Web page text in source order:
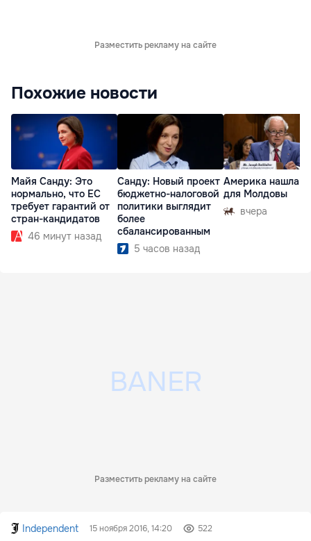
Разместить рекламу на сайте
Похожие новости
Майя Санду: Это
нормально, что ЕС
требует гарантий от
стран-кандидатов
46 минут назад
Санду: Новый проект
бюджетно-налоговой
политики выглядит
более
сбалансированным
5 часов назад
Америка нашла
для Молдовы
вчера
Разместить рекламу на сайте
Independent 15 ноября 2016, 14:20 522